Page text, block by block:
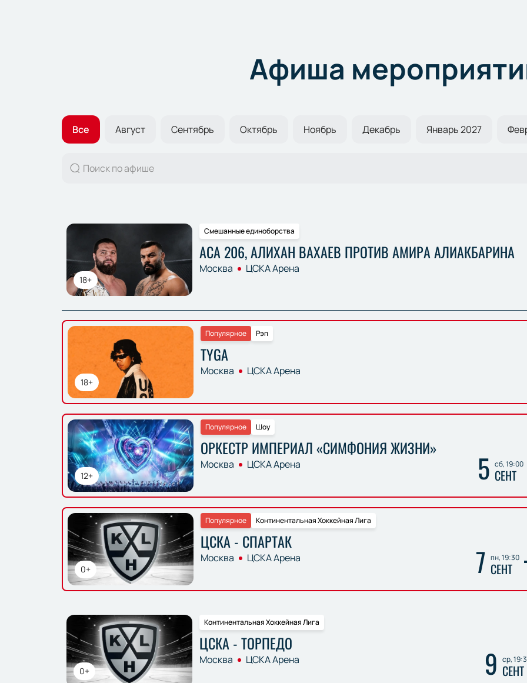
Афиша
Все Август Сентябрь Октябрь Ноябрь Декабрь Январь 2027
18+
Смешанные единоборства
АСА 206, АЛИХАН ВАХАЕВ ПРОТИВ АМИРА АЛИАКБАРИНА
Москва ЦСКА Арена
18+
Рэп
Популярное
TYGA
Москва ЦСКА Арена
12+
Шоу
Популярное
ОРКЕСТР ИМПЕРИАЛ «СИМФОНИЯ ЖИЗНИ»
Москва ЦСКА Арена 5 сб, 19:00
СЕНТ
0+
Континентальная Хоккейная Лига
Популярное
ЦСКА - СПАРТАК
Москва ЦСКА Арена 7 пн, 19:30
СЕНТ
0+
Континентальная Хоккейная Лига
ЦСКА - ТОРПЕДО
Москва ЦСКА Арена 9 ср,
СЕНТ